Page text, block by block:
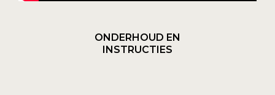
ONDERHOUD EN
INSTRUCTIES